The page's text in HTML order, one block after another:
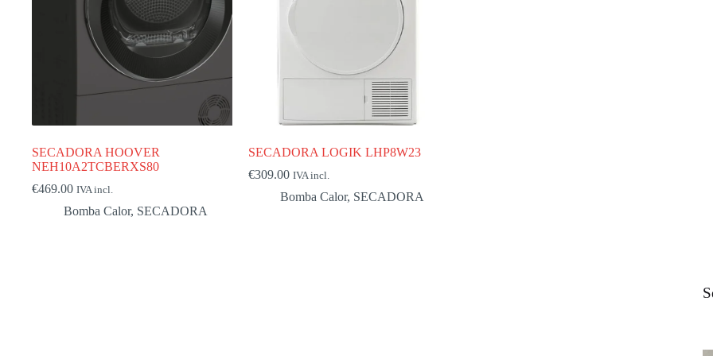
SECADORA HOOVER
NEH10A2TCBERXS80
€469.00 IVA incl.
Bomba Calor, SECADORA
SECADORA LOGIK LHP8W23
€309.00 IVA incl.
Bomba Calor, SECADORA